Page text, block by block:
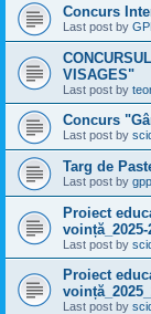
Concurs
Last post by
VISAGES"
Last post by
Concurs
Last post by
Targ de
Last post by
Proiect
voință_2025-
Last post by
Proiect
Last post by